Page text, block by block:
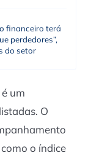
financeiro terá
perdedores”,
do setor
um
O
o índice